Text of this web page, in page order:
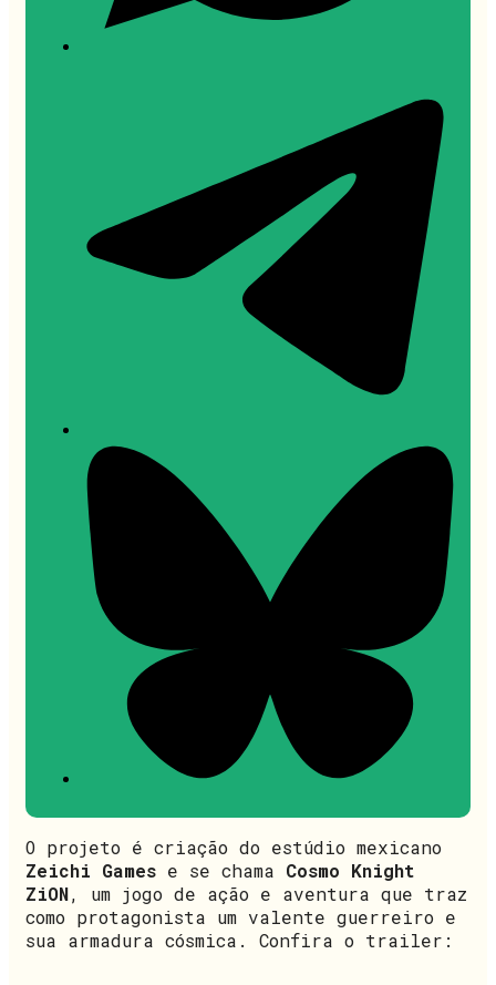
O projeto é criação do estúdio mexicano
Zeichi Games e se chama Cosmo Knight
ZiON, um jogo de ação e aventura que traz
como protagonista um valente guerreiro e
sua armadura cósmica. Confira o trailer: